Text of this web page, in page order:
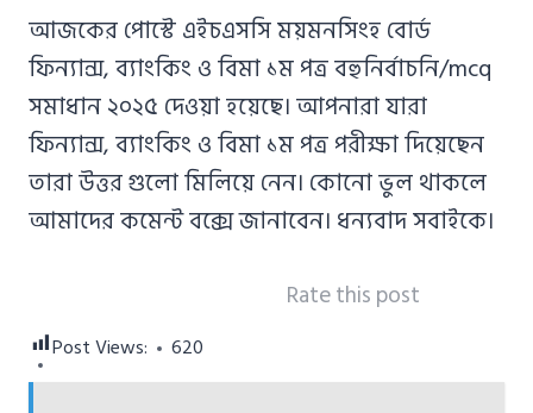
আজকের পোস্টে এইচএসসি ময়মনসিংহ বোর্ড
ফিন্যান্স, ব্যাংকিং ও বিমা ১ম পত্র বহুনির্বাচনি/mcq
সমাধান ২০২৫ দেওয়া হয়েছে। আপনারা যারা
ফিন্যান্স, ব্যাংকিং ও বিমা ১ম পত্র পরীক্ষা দিয়েছেন
তারা উত্তর গুলো মিলিয়ে নেন। কোনো ভুল থাকলে
আমাদের কমেন্ট বক্সে জানাবেন। ধন্যবাদ সবাইকে।
Rate this post
Post Views: 620